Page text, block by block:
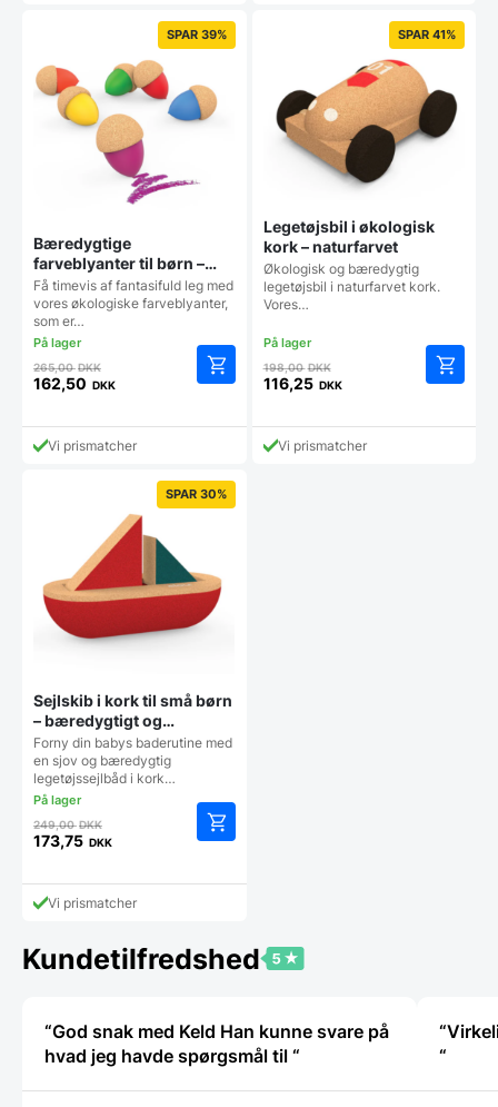
SPAR 39%
Bæredygtige
farveblyanter til børn –
farverne har samme facon
som agern
Få timevis af fantasifuld leg med
vores økologiske farveblyanter,
som er…
265,00DKKDen
oprindelige
var:
265,00 DKK.
162,50 DKK
aktuelle
prisVi prismatcher
SPAR 41%
Legetøjsbil i økologisk
kork – naturfarvet
Økologisk og bæredygtig
legetøjsbil i naturfarvet kork.
Vores…
198,00DKKDen
oprindelige
var:
198,00 DKK.
116,25 DKK
aktuelle
prisVi prismatcher
SPAR 30%
Sejlskib i kork til små børn
– bæredygtigt og
økologisk
Forny din babys baderutine med
en sjov og bæredygtig
legetøjssejlbåd i kork…
249,00DKKDen
oprindelige
var:
249,00 DKK.
173,75 DKK
aktuelle
prisVi prismatcher
Kundetilfredshed
“God snak med Keld Han kunne svare på
hvad jeg havde spørgsmål til “
“